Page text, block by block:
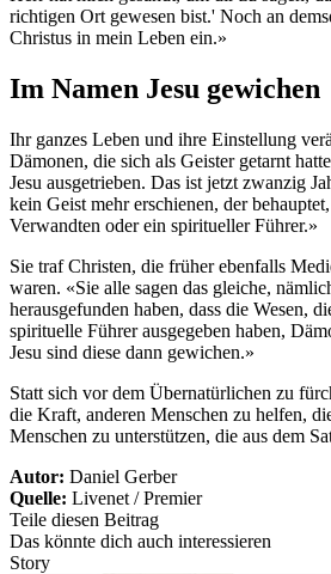
richtigen Ort gewesen bist.' Noch an
Christus in mein Leben ein.»
Im Namen Jesu gewichen
Ihr ganzes Leben und ihre Einstellung
Dämonen, die sich als Geister getarnt
Jesu ausgetrieben. Das ist jetzt zwanzig
kein Geist mehr erschienen, der
Verwandten oder ein spiritueller Führer.»
Sie traf Christen, die früher ebenfalls
waren. «Sie alle sagen das gleiche,
herausgefunden haben, dass die Wesen,
spirituelle Führer ausgegeben haben,
Jesu sind diese dann gewichen.»
Statt sich vor dem Übernatürlichen zu
die Kraft, anderen Menschen zu helfen,
Menschen zu unterstützen, die aus dem
Autor: Daniel Gerber
Quelle: Livenet / Premier
Teile diesen Beitrag
Das könnte dich auch interessieren
Story